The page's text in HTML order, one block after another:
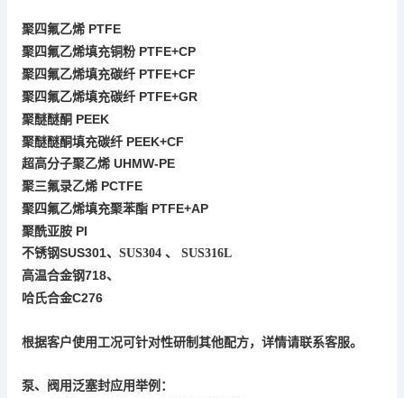
聚四氟乙烯 PTFE
聚四氟乙烯填充铜粉 PTFE+CP
聚四氟乙烯填充碳纤 PTFE+CF
聚四氟乙烯填充碳纤 PTFE+GR
聚醚醚酮 PEEK
聚醚醚酮填充碳纤 PEEK+CF
超高分子聚乙烯 UHMW-PE
聚三氟录乙烯 PCTFE
聚四氟乙烯填充聚苯酯 PTFE+AP
聚酰亚胺 PI
不锈钢SUS301、 SUS304 、 SUS316L
高温合金钢718、
哈氏合金C276
根据客户使用工况可针对性研制其他配方，详情请联系客服。
泵、阀用泛塞封应用举例：